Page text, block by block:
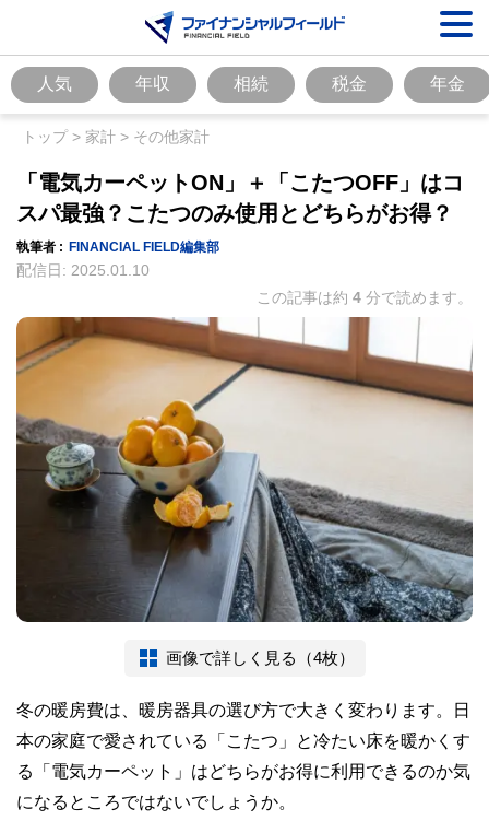
人気 年収 相続 税金 年金
トップ> 家計 > その他家計
「電気カーペットON」＋「こたつOFF」はコ
スパ最強？こたつのみ使用とどちらがお得？
執筆者 : FINANCIAL FIELD編集部
配信日: 2025.01.10
この記事は約 4 分で読めます。
画像で詳しく見る（4枚）
冬の暖房費は、暖房器具の選び方で大きく変わります。日
本の家庭で愛されている「こたつ」と冷たい床を暖かくす
る「電気カーペット」はどちらがお得に利用できるのか気
になるところではないでしょうか。